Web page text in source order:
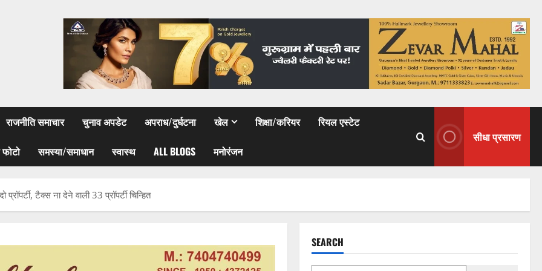
राजनीति समाचार चुनाव अपडेट अपराध/दुर्घटना खेल शिक्षा/करियर रियल एस्टेट
समस्या/समाधान स्वास्थ ALL BLOGS मनोरंजन
सीधा प्रसारण
टैक्स ना देने वाली 33 प्रॉपर्टी चिन्हित
SEARCH